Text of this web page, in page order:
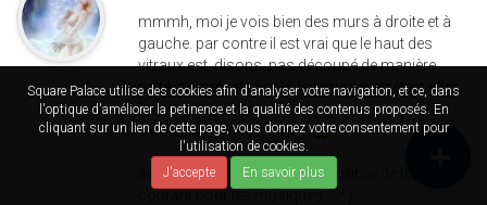
Square Palace utilise des cookies afin d'analyser votre navigation, et ce, dans
l'optique d'améliorer la petinence et la qualité des contenus proposés. En
cliquant sur un lien de cette page, vous donnez votre consentement pour
l'utilisation de cookies.
J'accepte
En savoir plus
mmmh, moi je vois bien des murs à droite et à
gauche. par contre il est vrai que le haut des
vitraux est, disons, pas découpé de manière
nette. comme dit Senki, les murs s'arrêtent plus
bas que les vitraux.
sinon, toujours aussi joli
au fait, j'avais complètement oublié de te tenir au